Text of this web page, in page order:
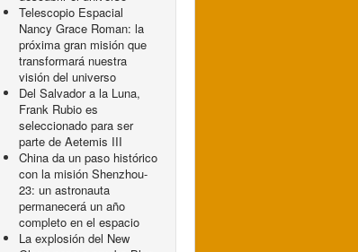
Telescopio Espacial
Nancy Grace Roman: la
próxima gran misión que
transformará nuestra
visión del universo
Del Salvador a la Luna,
Frank Rubio es
seleccionado para ser
parte de Aetemis III
China da un paso histórico
con la misión Shenzhou-
23: un astronauta
permanecerá un año
completo en el espacio
La explosión del New